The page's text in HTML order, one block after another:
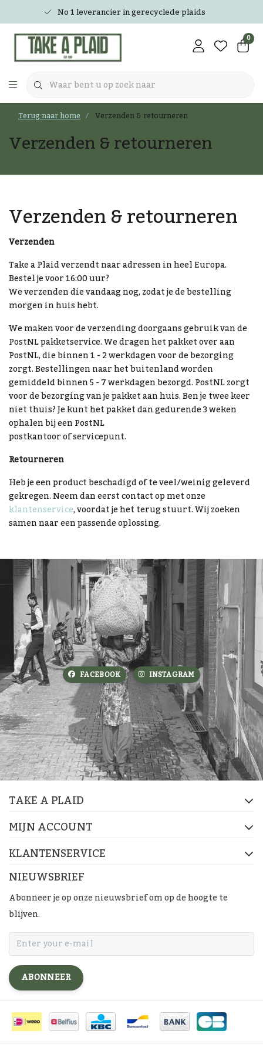
No 1 leverancier in gerecyclede plaids
0
Terug naar home Verzenden & retourneren
Verzenden & retourneren
Verzenden & retourneren
Verzenden
Take a Plaid verzendt naar adressen in heel Europa.
Bestel je voor 16:00 uur?
We verzenden die vandaag nog, zodat je de bestelling
morgen in huis hebt.
We maken voor de verzending doorgaans gebruik van de
PostNL pakketservice. We dragen het pakket over aan
PostNL, die binnen 1 - 2 werkdagen voor de bezorging
zorgt. Bestellingen naar het buitenland worden
gemiddeld binnen 5 - 7 werkdagen bezorgd. PostNL zorgt
voor de bezorging van je pakket aan huis. Ben je twee keer
niet thuis? Je kunt het pakket dan gedurende 3 weken
ophalen bij een PostNL
postkantoor of servicepunt.
Retourneren
Heb je een product beschadigd of te veel/weinig geleverd
gekregen. Neem dan eerst contact op met onze
klantenservice, voordat je het terug stuurt. Wij zoeken
samen naar een passende oplossing.
FACEBOOK INSTAGRAM
TAKE A PLAID
MIJN ACCOUNT
KLANTENSERVICE
NIEUWSBRIEF
Abonneer je op onze nieuwsbrief om op de hoogte te
blijven.
ABONNEER